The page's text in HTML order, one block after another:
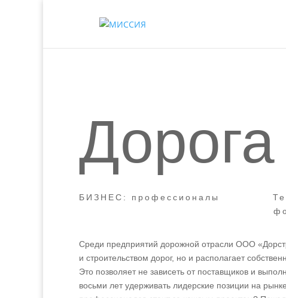
Дорога
БИЗНЕС: профессионалы
Среди предприятий дорожной отрасли ООО
и строительством дорог, но и располагает
Это позволяет не зависеть от поставщиков и
восьми лет удерживать лидерские позиции на